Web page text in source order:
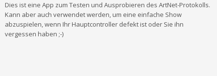
Dies ist eine App zum Testen und Ausprobieren des ArtNet-Protokolls.
Kann aber auch verwendet werden, um eine einfache Show
abzuspielen, wenn Ihr Hauptcontroller defekt ist oder Sie ihn
vergessen haben ;-)